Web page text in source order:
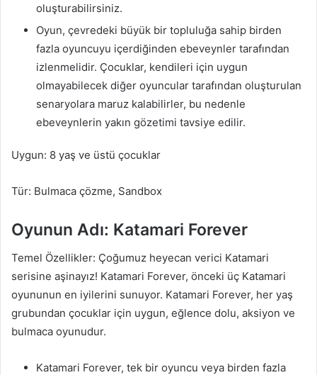
oluşturabilirsiniz.
Oyun, çevredeki büyük bir topluluğa sahip birden
fazla oyuncuyu içerdiğinden ebeveynler tarafından
izlenmelidir. Çocuklar, kendileri için uygun
olmayabilecek diğer oyuncular tarafından oluşturulan
senaryolara maruz kalabilirler, bu nedenle
ebeveynlerin yakın gözetimi tavsiye edilir.
Uygun: 8 yaş ve üstü çocuklar
Tür: Bulmaca çözme, Sandbox
Oyunun Adı: Katamari Forever
Temel Özellikler: Çoğumuz heyecan verici Katamari
serisine aşinayız! Katamari Forever, önceki üç Katamari
oyununun en iyilerini sunuyor. Katamari Forever, her yaş
grubundan çocuklar için uygun, eğlence dolu, aksiyon ve
bulmaca oyunudur.
Katamari Forever, tek bir oyuncu veya birden fazla